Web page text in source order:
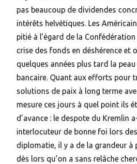
pas beaucoup de dividendes
intérêts helvétiques. Les
pitié à l’égard de la
crise des fonds en déshérence et
quelques années plus tard la
bancaire. Quant aux efforts pour
solutions de paix à long terme
mesure ces jours à quel point ils
d’avance : le despote du Kremlin
interlocuteur de bonne foi lors
diplomatie, il y a de la grandeur à
dès lors qu’on a sans relâche